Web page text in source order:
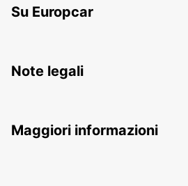
Su Europcar
Note legali
Maggiori informazioni